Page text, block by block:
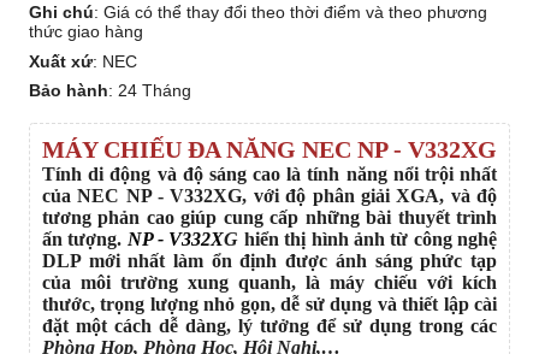
Ghi chú: Giá có thể thay đổi theo thời điểm và theo phương
thức giao hàng
Xuất xứ: NEC
Bảo hành: 24 Tháng
MÁY CHIẾU ĐA NĂNG NEC NP - V332XG
Tính di động và độ sáng cao là tính năng nổi trội nhất
của NEC NP - V332XG, với độ phân giải XGA, và độ
tương phản cao giúp cung cấp những bài thuyết trình
ấn tượng. NP - V332XG hiển thị hình ảnh từ công nghệ
DLP mới nhất làm ổn định được ánh sáng phức tạp
của môi trường xung quanh, là máy chiếu với kích
thước, trọng lượng nhỏ gọn, dễ sử dụng và thiết lập cài
đặt một cách dễ dàng, lý tưởng để sử dụng trong các
Phòng Họp, Phòng Học, Hội Nghị,…